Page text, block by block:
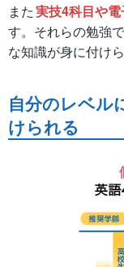
また実技4科目や
す。それらの勉強
な知識が身に付けら
自分のレベル
けられる